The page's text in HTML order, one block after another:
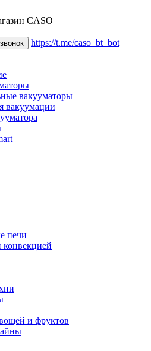
CASO
https://t.me/caso_bt_bot
вакууматоры
вакуумации
печи
и фруктов